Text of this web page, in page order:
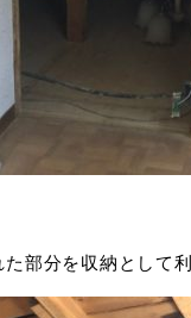
部分を収納として